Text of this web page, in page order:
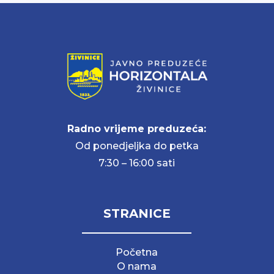
Radno vrijeme preduzeća:
Od ponedjeljka do petka
7:30 – 16:00 sati
STRANICE
Početna
O nama